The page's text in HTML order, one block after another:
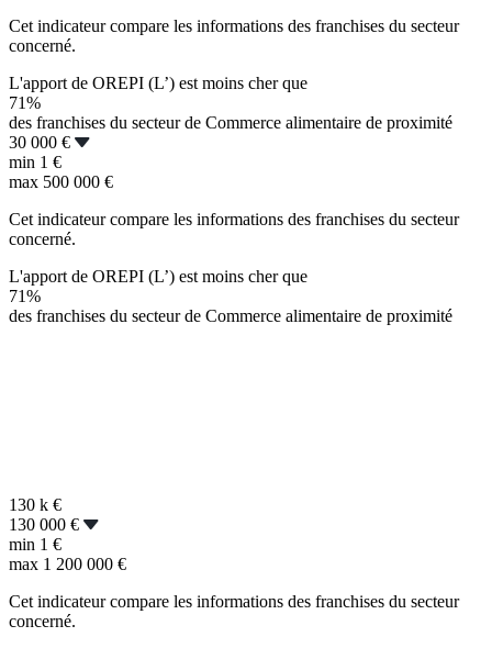
Cet indicateur compare les informations des franchises du secteur
concerné.
L'apport de OREPI (L’) est moins cher que
71%
des franchises du secteur de Commerce alimentaire de proximité
30 000 €
min 1 €
max 500 000 €
Cet indicateur compare les informations des franchises du secteur
concerné.
L'apport de OREPI (L’) est moins cher que
71%
des franchises du secteur de Commerce alimentaire de proximité
130 k €
130 000 €
min 1 €
max 1 200 000 €
Cet indicateur compare les informations des franchises du secteur
concerné.